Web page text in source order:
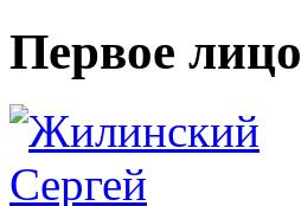
Первое лицо